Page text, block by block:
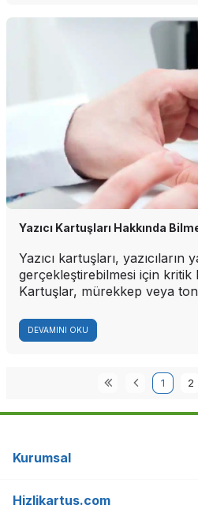
orijinal ve sahte tonerleri
yollarını keşfedeceğiz.
Yazıcı Kartuşları Hakkında
Yazıcı kartuşları, yazıcıların
gerçekleştirebilmesi için kritik
Kartuşlar, mürekkep veya
kağıda aktarır. Ancak,
insan yanlış bilgiye sahip. Bu
DEVAMINI OKU
1 2
Kurumsal
Hizlikartus.com